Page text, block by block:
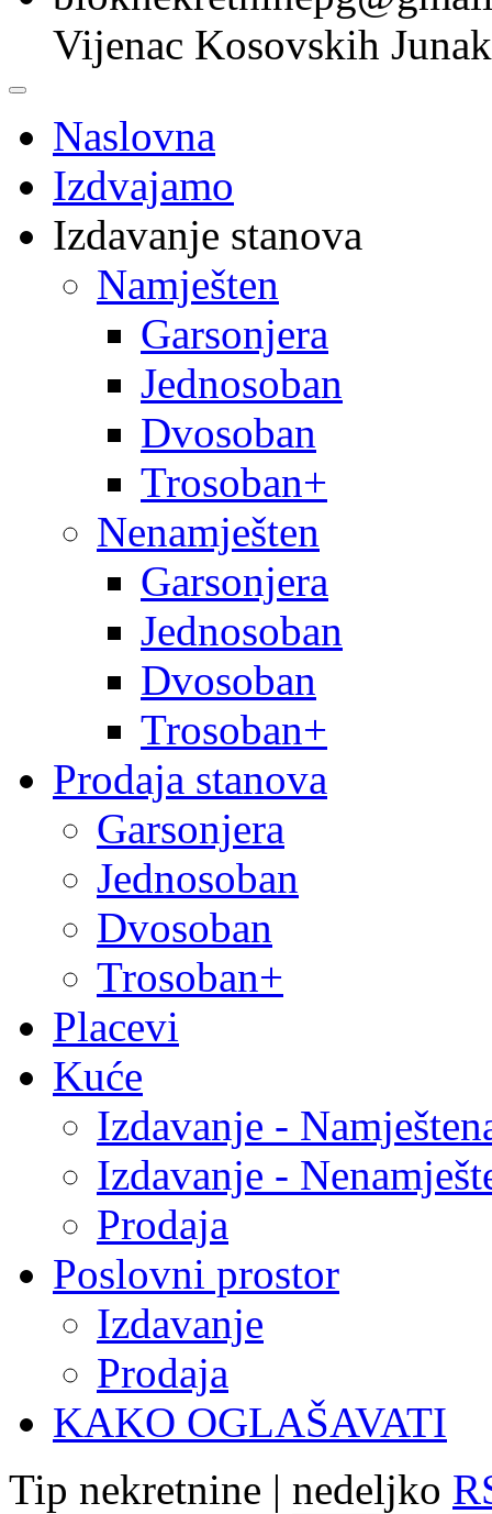
Vijenac Kosovskih
Naslovna
Izdvajamo
Izdavanje stanova
Namješten
Garsonjera
Jednosoban
Dvosoban
Trosoban+
Nenamješten
Garsonjera
Jednosoban
Dvosoban
Trosoban+
Prodaja stanova
Garsonjera
Jednosoban
Dvosoban
Trosoban+
Placevi
Kuće
Izdavanje -
Izdavanje -
Prodaja
Poslovni prostor
Izdavanje
Prodaja
KAKO OGLAŠAVATI
Tip nekretnine | nedeljko